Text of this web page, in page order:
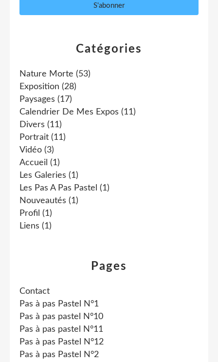
Catégories
Nature Morte (53)
Exposition (28)
Paysages (17)
Calendrier De Mes Expos (11)
Divers (11)
Portrait (11)
Vidéo (3)
Accueil (1)
Les Galeries (1)
Les Pas A Pas Pastel (1)
Nouveautés (1)
Profil (1)
Liens (1)
Pages
Contact
Pas à pas Pastel N°1
Pas à pas pastel N°10
Pas à pas pastel N°11
Pas à pas Pastel N°12
Pas à pas Pastel N°2